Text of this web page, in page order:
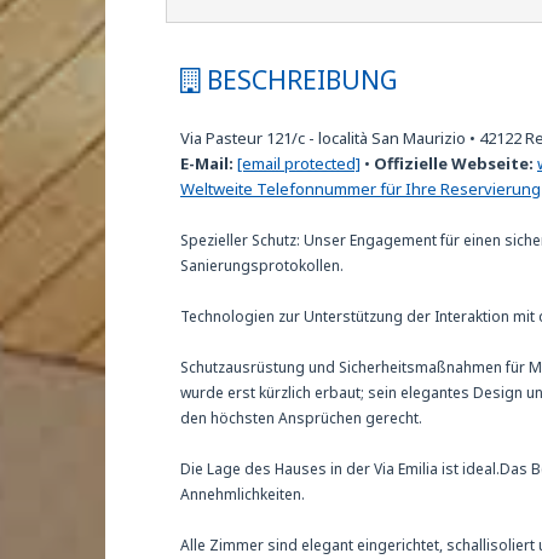
BESCHREIBUNG
Via Pasteur 121/c - località San Maurizio • 42122
E-Mail: [email protected] • Offizielle Webseite:
Weltweite Telefonnummer für Ihre Reservierung
Spezieller Schutz: Unser Engagement für einen
Sanierungsprotokollen.
Technologien zur Unterstützung der Interaktion
Schutzausrüstung und Sicherheitsmaßnahmen für
wurde erst kürzlich erbaut; sein elegantes Design
den höchsten Ansprüchen gerecht.
Die Lage des Hauses in der Via Emilia ist
Annehmlichkeiten.
Alle Zimmer sind elegant eingerichtet, schallisoliert